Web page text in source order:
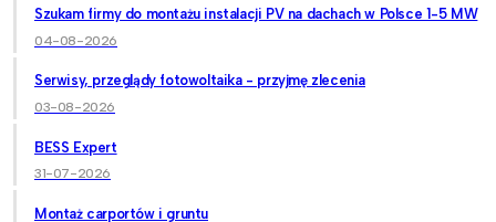
Szukam firmy do montażu instalacji PV na dachach w Polsce 1-5 MW
04-08-2026
Serwisy, przeglądy fotowoltaika - przyjmę zlecenia
03-08-2026
BESS Expert
31-07-2026
Montaż carportów i gruntu